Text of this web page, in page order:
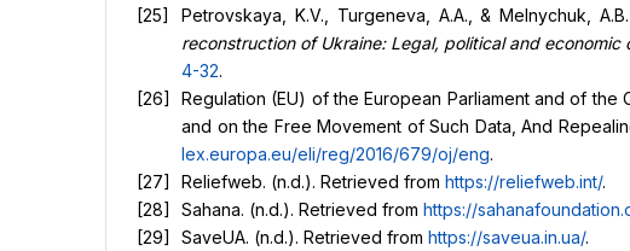
Petrovskaya, K.V., Turgeneva, A.A., & Melnychuk,
reconstruction of Ukraine: Legal, political and
4-32.
Regulation (EU) of the European Parliament and of
and on the Free Movement of Such Data, And
lex.europa.eu/eli/reg/2016/679/oj/eng.
Reliefweb. (n.d.). Retrieved from https://reliefweb.int/.
Sahana. (n.d.). Retrieved from https://
SaveUA. (n.d.). Retrieved from https://saveua.in.ua/.